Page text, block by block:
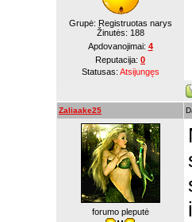
Grupė: Registruotas narys
Žinutės: 188
Apdovanojimai: 4
Reputacija: 0
Statusas: Atsijungęs
Zaliaake25
forumo pleputė